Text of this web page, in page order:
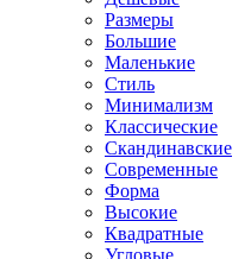
Размеры
Большие
Маленькие
Стиль
Минимализм
Классические
Скандинавские
Современные
Форма
Высокие
Квадратные
Угловые